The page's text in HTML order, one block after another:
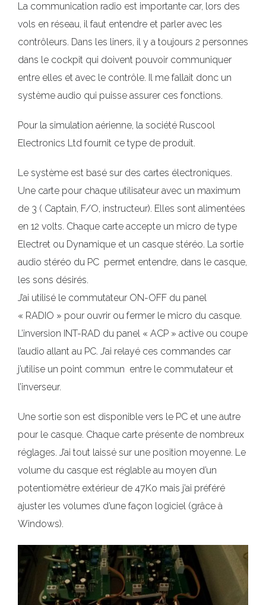
La communication radio est importante car, lors des
vols en réseau, il faut entendre et parler avec les
contrôleurs. Dans les liners, il y a toujours 2 personnes
dans le cockpit qui doivent pouvoir communiquer
entre elles et avec le contrôle. Il me fallait donc un
système audio qui puisse assurer ces fonctions.
Pour la simulation aérienne, la société Ruscool
Electronics Ltd fournit ce type de produit.
Le système est basé sur des cartes électroniques.
Une carte pour chaque utilisateur avec un maximum
de 3 ( Captain, F/O, instructeur). Elles sont alimentées
en 12 volts. Chaque carte accepte un micro de type
Electret ou Dynamique et un casque stéréo. La sortie
audio stéréo du PC permet entendre, dans le casque,
les sons désirés.
J’ai utilisé le commutateur ON-OFF du panel
« RADIO » pour ouvrir ou fermer le micro du casque.
L’inversion INT-RAD du panel « ACP » active ou coupe
l’audio allant au PC. J’ai relayé ces commandes car
j’utilise un point commun entre le commutateur et
l’inverseur.
Une sortie son est disponible vers le PC et une autre
pour le casque. Chaque carte présente de nombreux
réglages. J’ai tout laissé sur une position moyenne. Le
volume du casque est réglable au moyen d’un
potentiomètre extérieur de 47Ko mais j’ai préféré
ajuster les volumes d’une façon logiciel (grâce à
Windows).